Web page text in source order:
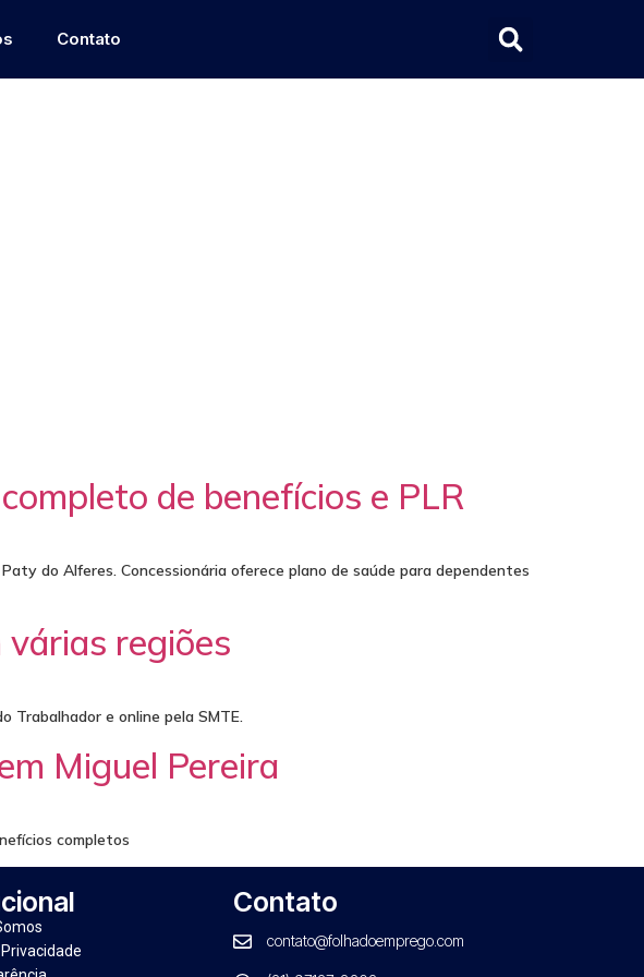
Contato
de benefícios e PLR
do Alferes. Concessionária oferece plano de saúde para dependentes
regiões
Trabalhador e online pela SMTE.
Miguel Pereira
completos
Contato
contato@folhadoemprego.com